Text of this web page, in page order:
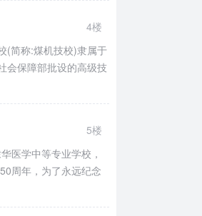
4楼
(简称:煤机技校)隶属于
会保障部批设的高级技
5楼
医学中等专业学校，
周年，为了永远纪念